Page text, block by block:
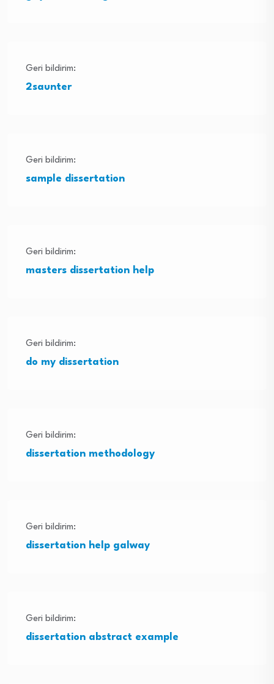
Geri bildirim:
2saunter
Geri bildirim:
sample dissertation
Geri bildirim:
masters dissertation help
Geri bildirim:
do my dissertation
Geri bildirim:
dissertation methodology
Geri bildirim:
dissertation help galway
Geri bildirim:
dissertation abstract example